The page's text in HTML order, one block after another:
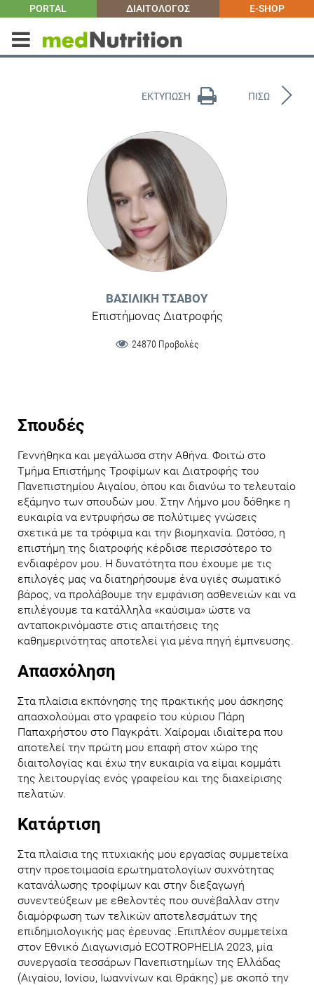
PORTAL ΔΙΑΙΤΟΛΟΓΟΣ E-SHOP
ΠΙΣΩ
ΕΚΤΥΠΩΣΗ
ΒΑΣΙΛΙΚΉ ΤΣΆΒΟΥ
Επιστήμονας Διατροφής
24870 Προβολές
Σπουδές
Γεννήθηκα και μεγάλωσα στην Αθήνα. Φοιτώ στο
Τμήμα Επιστήμης Τροφίμων και Διατροφής του
Πανεπιστημίου Αιγαίου, όπου και διανύω το τελευταίο
εξάμηνο των σπουδών μου. Στην Λήμνο μου δόθηκε η
ευκαιρία να εντρυφήσω σε πολύτιμες γνώσεις
σχετικά με τα τρόφιμα και την βιομηχανία. Ωστόσο, η
επιστήμη της διατροφής κέρδισε περισσότερο το
ενδιαφέρον μου. Η δυνατότητα που έχουμε με τις
επιλογές μας να διατηρήσουμε ένα υγιές σωματικό
βάρος, να προλάβουμε την εμφάνιση ασθενειών και να
επιλέγουμε τα κατάλληλα «καύσιμα» ώστε να
ανταποκρινόμαστε στις απαιτήσεις της
καθημερινότητας αποτελεί για μένα πηγή έμπνευσης.
Απασχόληση
Στα πλαίσια εκπόνησης της πρακτικής μου άσκησης
απασχολούμαι στο γραφείο του κύριου Πάρη
Παπαχρήστου στο Παγκράτι. Χαίρομαι ιδιαίτερα που
αποτελεί την πρώτη μου επαφή στον χώρο της
διαιτολογίας και έχω την ευκαιρία να είμαι κομμάτι
της λειτουργίας ενός γραφείου και της διαχείρισης
πελατών.
Κατάρτιση
Στα πλαίσια της πτυχιακής μου εργασίας συμμετείχα
στην προετοιμασία ερωτηματολογίων συχνότητας
κατανάλωσης τροφίμων και στην διεξαγωγή
συνεντεύξεων με εθελοντές που συνέβαλλαν στην
διαμόρφωση των τελικών αποτελεσμάτων της
επιδημιολογικής μας έρευνας .Επιπλέον συμμετείχα
στον Εθνικό Διαγωνισμό ECOTROPHELIA 2023, μία
συνεργασία τεσσάρων Πανεπιστημίων της Ελλάδας
(Αιγαίου, Ιονίου, Ιωαννίνων και Θράκης) με σκοπό την